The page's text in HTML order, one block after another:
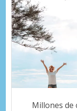
Millones de